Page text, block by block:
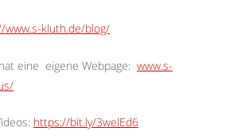
www.s-kluth.de/blog/
eine eigene Webpage: www.s-
https://bit.ly/3welEd6